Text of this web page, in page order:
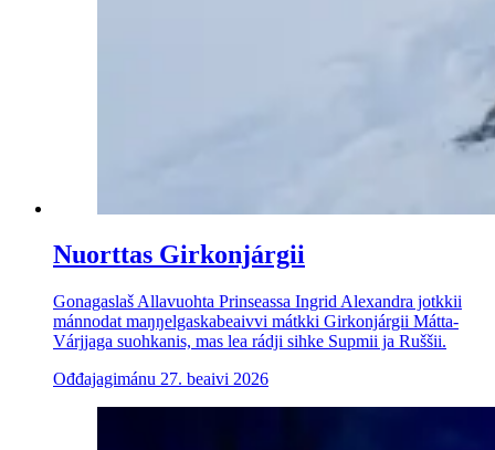
Nuorttas Girkonjárgii
Gonagaslaš Allavuohta Prinseassa Ingrid Alexandra jotkkii
mánnodat maŋŋelgaskabeaivvi mátkki Girkonjárgii Mátta-
Várjjaga suohkanis, mas lea rádji sihke Supmii ja Ruššii.
Ođđajagimánu 27. beaivi 2026